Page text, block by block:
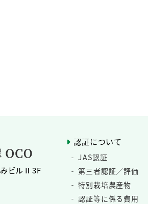
ビルⅡ3F
認証について
JAS認証
第三者認証／評価
特別栽培農産物
認証等に係る費用